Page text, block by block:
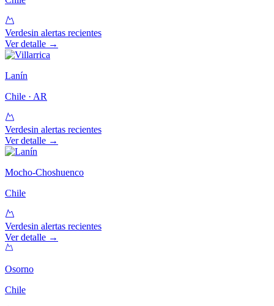
Verdesin alertas recientes
Ver detalle →
Lanín
Chile · AR
Verdesin alertas recientes
Ver detalle →
Mocho-Choshuenco
Chile
Verdesin alertas recientes
Ver detalle →
Osorno
Chile